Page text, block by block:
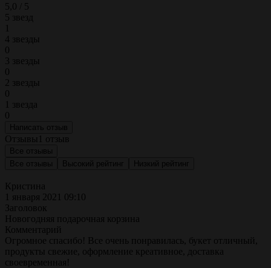
5,0 / 5
5 звезд
1
4 звезды
0
3 звезды
0
2 звезды
0
1 звезда
0
Написать отзыв
Отзывы 1 отзыв
Все отзывы
Все отзывы
Высокий рейтинг Низкий рейтинг
Кристина
1 января 2021 09:10
Заголовок
Новогодняя подарочная корзина
Комментарий
Огромное спасибо! Все очень понравилась, букет отличный,
продукты свежие, оформление креативное, доставка
своевременная!